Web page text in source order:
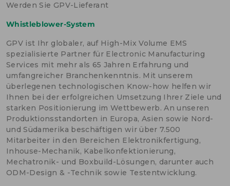
Werden Sie GPV-Lieferant
Whistleblower-System
GPV ist Ihr globaler, auf High-Mix Volume EMS
spezialisierte Partner für Electronic Manufacturing
Services mit mehr als 65 Jahren Erfahrung und
umfangreicher Branchenkenntnis. Mit unserem
überlegenen technologischen Know-how helfen wir
Ihnen bei der erfolgreichen Umsetzung Ihrer Ziele und
starken Positionierung im Wettbewerb. An unseren
Produktionsstandorten in Europa, Asien sowie Nord-
und Südamerika beschäftigen wir über 7.500
Mitarbeiter in den Bereichen Elektronikfertigung,
Inhouse-Mechanik, Kabelkonfektionierung,
Mechatronik- und Boxbuild-Lösungen, darunter auch
ODM-Design & -Technik sowie Testentwicklung.